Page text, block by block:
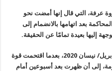
عرفة، التي قال إنها أمضت نحو
بعد اتهامها بالانضمام إلى
إليها بعيدة تمامًا عن الحقيقة.
وألقي القبض على مروة عرفة في 20 أبريل/ نيسان 2020، بعدما اقتحمت قوة
إلى أن ظهرت بعد أسبوعين أمام